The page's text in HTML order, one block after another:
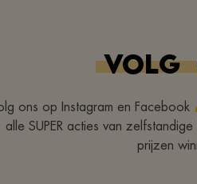
VOLG
ons op Instagram en
alle SUPER acties van
prijzen